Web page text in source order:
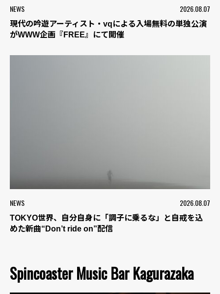
NEWS 2026.08.07
現代の吟遊アーティスト・vqによる入場無料の単独公演
がWWW企画『FREE』にて開催
NEWS 2026.08.07
TOKYO世界、自分自身に「調子に乗るな」と自戒を込
めた新曲“Don’t ride on”配信
Spincoaster Music Bar Kagurazaka